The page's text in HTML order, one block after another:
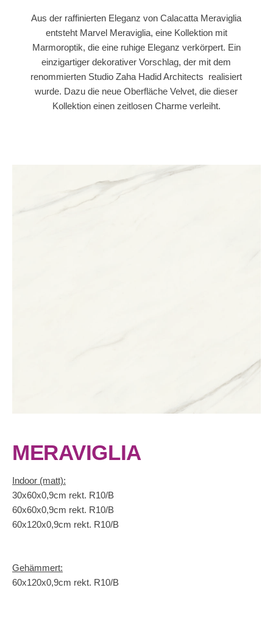
Aus der raffinierten Eleganz von Calacatta Meraviglia
entsteht Marvel Meraviglia, eine Kollektion mit
Marmoroptik, die eine ruhige Eleganz verkörpert. Ein
einzigartiger dekorativer Vorschlag, der mit dem
renommierten Studio Zaha Hadid Architects realisiert
wurde. Dazu die neue Oberfläche Velvet, die dieser
Kollektion einen zeitlosen Charme verleiht.
MERAVIGLIA
Indoor (matt):
30x60x0,9cm rekt. R10/B
60x60x0,9cm rekt. R10/B
60x120x0,9cm rekt. R10/B
Gehämmert:
60x120x0,9cm rekt. R10/B